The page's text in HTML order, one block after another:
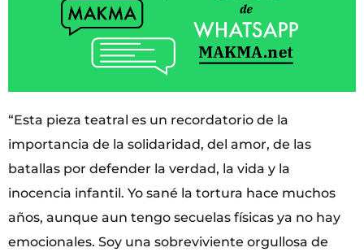
“Esta pieza teatral es un recordatorio de la
importancia de la solidaridad, del amor, de las
batallas por defender la verdad, la vida y la
inocencia infantil. Yo sané la tortura hace muchos
años, aunque aun tengo secuelas físicas ya no hay
emocionales. Soy una sobreviviente orgullosa de